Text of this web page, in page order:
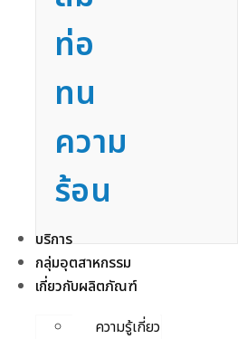
ท่อ
ทน
ความ
ร้อน
บริการ
กลุ่มอุตสาหกรรม
เกี่ยวกับผลิตภัณฑ์
ความรู้เกี่ยว